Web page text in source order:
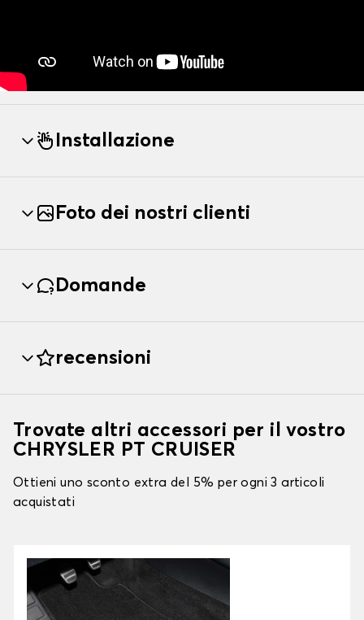
Installazione
Foto dei nostri clienti
Domande
recensioni
Trovate altri accessori per il vostro
CHRYSLER PT CRUISER
Ottieni uno sconto extra del 5% per ogni 3 articoli
acquistati